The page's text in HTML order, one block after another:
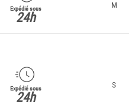
Expédié sous
24h
M
Expédié sous
24h
S